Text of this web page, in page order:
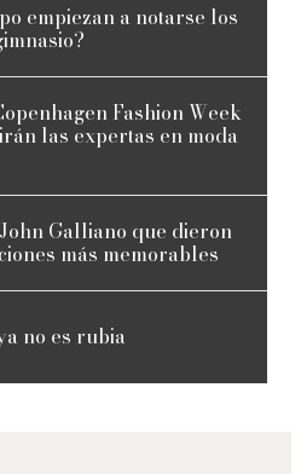
empiezan a notarse los
Fashion Week
las expertas en moda
Galliano que dieron
más memorables
no es rubia